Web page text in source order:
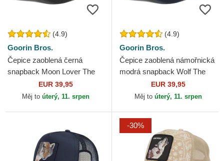
(4.9)
Goorin Bros.
Čepice zaoblená černá
snapback Moon Lover The
Farm Goorin Bros.
EUR 39,95
Měj to úterý, 11. srpen
(4.9)
Goorin Bros.
Čepice zaoblená námořnická
modrá snapback Wolf The
Farm Goorin Bros.
EUR 39,95
Měj to úterý, 11. srpen
-30%